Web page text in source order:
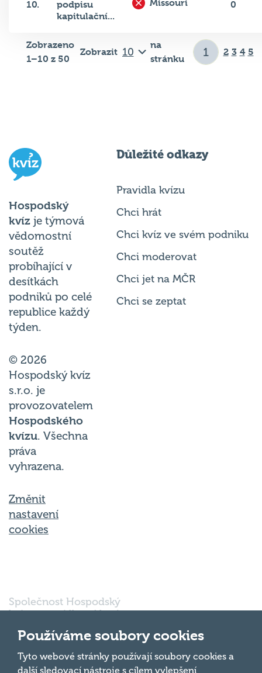
10.
podpisu
kapitulační...
Missouri 0
Zobrazeno
1–10 z 50
Zobrazit
na
stránku
2 3 4 5
Hospodský
kvíz je týmová
vědomostní
soutěž
probíhající v
desítkách
podniků po celé
republice každý
týden.
© 2026
Hospodský kvíz
s.r.o. je
provozovatelem
Hospodského
kvízu. Všechna
práva
vyhrazena.
Změnit
nastavení
cookies
Důležité odkazy
Pravidla kvízu
Chci hrát
Chci kvíz ve svém podniku
Chci moderovat
Chci jet na MČR
Chci se zeptat
Společnost Hospodský
kvíz s.r.o., sídlem Nové
602 00 Brno, IČ:
03980138, DIČ:
CZ03980138 je vedena
Nahoru
Používáme soubory cookies
Tyto webové stránky používají soubory cookies a
další sledovací nástroje s cílem vylepšení